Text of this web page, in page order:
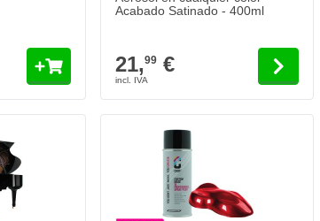
Acabado Satinado - 400ml
21,99€